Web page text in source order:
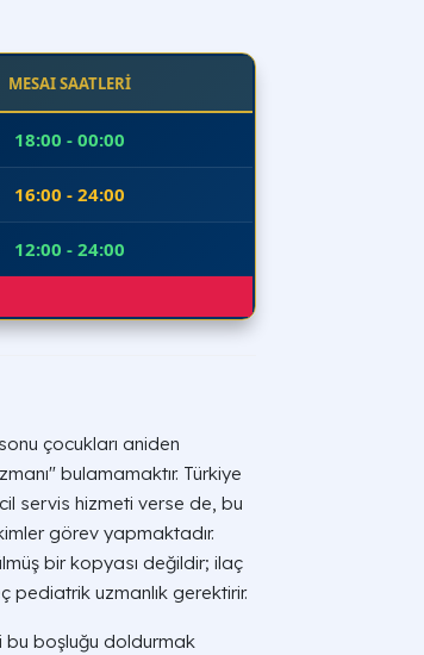
MESAI SAATLERİ
18:00 - 00:00
16:00 - 24:00
12:00 - 24:00
çocukları aniden
bulamamaktır. Türkiye
servis hizmeti verse de, bu
görev yapmaktadır.
bir kopyası değildir; ilaç
pediatrik uzmanlık gerektirir.
bu boşluğu doldurmak